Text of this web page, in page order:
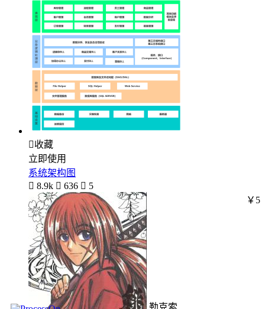
收藏
立即使用
系统架构图
 8.9k  636  5
勒克索
￥5